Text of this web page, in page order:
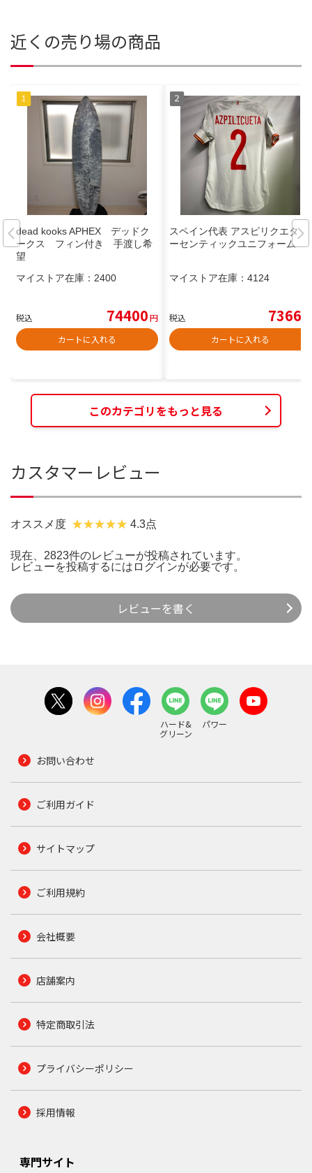
近くの売り場の商品
dead kooks APHEX デッドク
ークス フィン付き 手渡し希
望
マイストア在庫： 2400
税込 74400円
カートに入れる
スペイン代表 アスピリクエタ オ
ーセンティックユニフォーム
マイストア在庫： 4124
税込 7366
カートに入れる
このカテゴリをもっと見る
カスタマーレビュー
オススメ度 4.3点
現在、2823件のレビューが投稿されています。
レビューを投稿するには ログインが必要です。
レビューを書く
ハード&
グリーン
パワー
お問い合わせ
ご利用ガイド
サイトマップ
ご利用規約
会社概要
店舗案内
特定商取引法
プライバシーポリシー
採用情報
専門サイト